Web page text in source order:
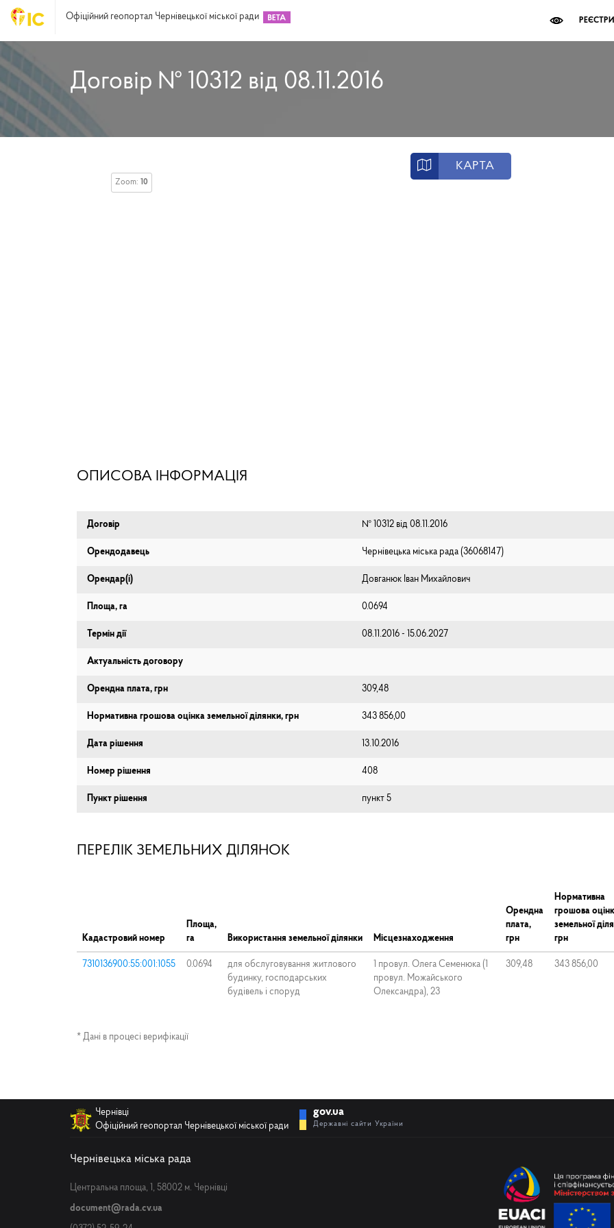
Офіційний геопортал Чернівецької міської ради РЕЄСТРИ
Договір № 10312 від 08.11.2016
КАРТА
Zoom: 10
ОПИСОВА ІНФОРМАЦІЯ
Договір № 10312 від 08.11.2016
Орендодавець Чернівецька міська рада (⁨36068147⁩)
Орендар(і) Довганюк Іван Михайлович
Площа, га 0.0694
Термін дії 08.11.2016 - 15.06.2027
Актуальність договору
Орендна плата, грн 309,48
Нормативна грошова оцінка земельної ділянки, грн 343 856,00
Дата рішення 13.10.2016
Номер рішення 408
Пункт рішення пункт 5
ПЕРЕЛІК ЗЕМЕЛЬНИХ ДІЛЯНОК
Кадастровий номер
Площа,
га
Використання земельної ділянки Місцезнаходження
Орендна
плата,
грн
Нормативна
грошова
земельної
грн
7310136900:55:001:1055 0.0694
для обслуговування житлового
будинку, господарських
будівель і споруд
1 провул. Олега Семенюка (1
провул. Можайського
Олександра), 23
309,48 343 856,00
* Дані в процесі верифікації
Чернівці
Офіційний геопортал Чернівецької міської ради
gov.ua
Державні сайти України
Чернівецька міська рада
Центральна площа, 1, 58002 м. Чернівці
document@rada.cv.ua